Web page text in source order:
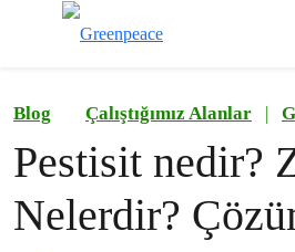
Blog Çalıştığımız Alanlar |
Pestisit nedir?
Nelerdir?